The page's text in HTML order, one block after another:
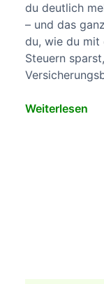
du deutlich
– und das
du, wie du mit
Steuern
Weiterlesen